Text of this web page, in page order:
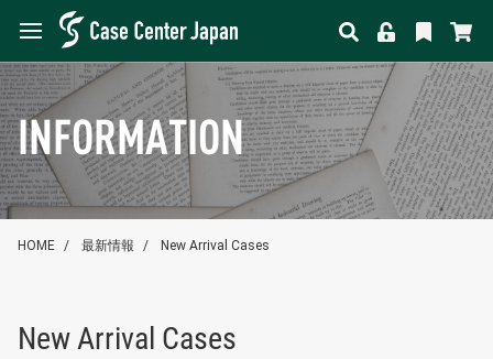
INFORMATION
HOME 最新情報 New Arrival Cases
New Arrival Cases